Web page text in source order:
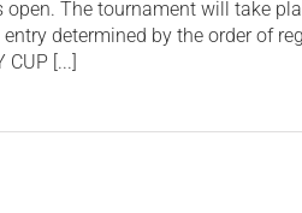
The tournament will take
determined by the order of
CUP [...]